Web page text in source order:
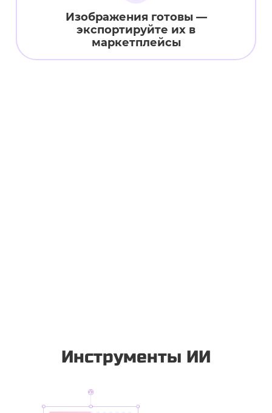
Изображения готовы —
экспортируйте их в
маркетплейсы
Инструменты ИИ